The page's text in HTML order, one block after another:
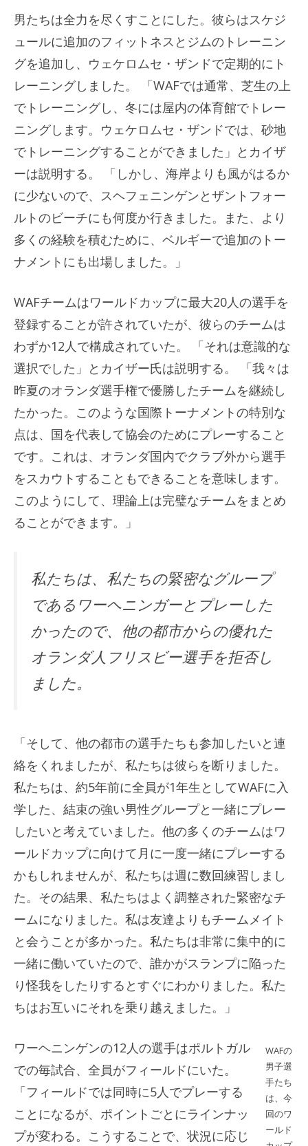
男たちは全力を尽くすことにした。彼らはスケジ
ュールに追加のフィットネスとジムのトレーニン
グを追加し、ウェケロムセ・ザンドで定期的にト
レーニングしました。 「WAFでは通常、芝生の上
でトレーニングし、冬には屋内の体育館でトレー
ニングします。ウェケロムセ・ザンドでは、砂地
でトレーニングすることができました」とカイザ
ーは説明する。 「しかし、海岸よりも風がはるか
に少ないので、スヘフェニンゲンとザントフォー
ルトのビーチにも何度か行きました。また、より
多くの経験を積むために、ベルギーで追加のトー
ナメントにも出場しました。」
WAFチームはワールドカップに最大20人の選手を
登録することが許されていたが、彼らのチームは
わずか12人で構成されていた。 「それは意識的な
選択でした」とカイザー氏は説明する。 「我々は
昨夏のオランダ選手権で優勝したチームを継続し
たかった。このような国際トーナメントの特別な
点は、国を代表して協会のためにプレーすること
です。これは、オランダ国内でクラブ外から選手
をスカウトすることもできることを意味します。
このようにして、理論上は完璧なチームをまとめ
ることができます。」
私たちは、私たちの緊密なグループ
であるワーヘニンガーとプレーした
かったので、他の都市からの優れた
オランダ人フリスビー選手を拒否し
ました。
「そして、他の都市の選手たちも参加したいと連
絡をくれましたが、私たちは彼らを断りました。
私たちは、約5年前に全員が1年生としてWAFに入
学した、結束の強い男性グループと一緒にプレー
したいと考えていました。他の多くのチームはワ
ールドカップに向けて月に一度一緒にプレーする
かもしれませんが、私たちは週に数回練習しまし
た。その結果、私たちはよく調整された緊密なチ
ームになりました。私は友達よりもチームメイト
と会うことが多かった。私たちは非常に集中的に
一緒に働いていたので、誰かがスランプに陥った
り怪我をしたりするとすぐにわかりました。私た
ちはお互いにそれを乗り越えました。」
WAFの
男子選
手たち
は、今
回のワ
ールド
ワーヘニンゲンの12人の選手はポルトガル
での毎試合、全員がフィールドにいた。
「フィールドでは同時に5人でプレーする
ことになるが、ポイントごとにラインナッ
プが変わる。こうすることで、状況に応じ